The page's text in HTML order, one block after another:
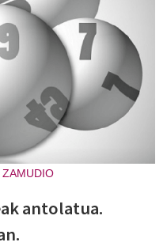
ZAMUDIO
antolatua.